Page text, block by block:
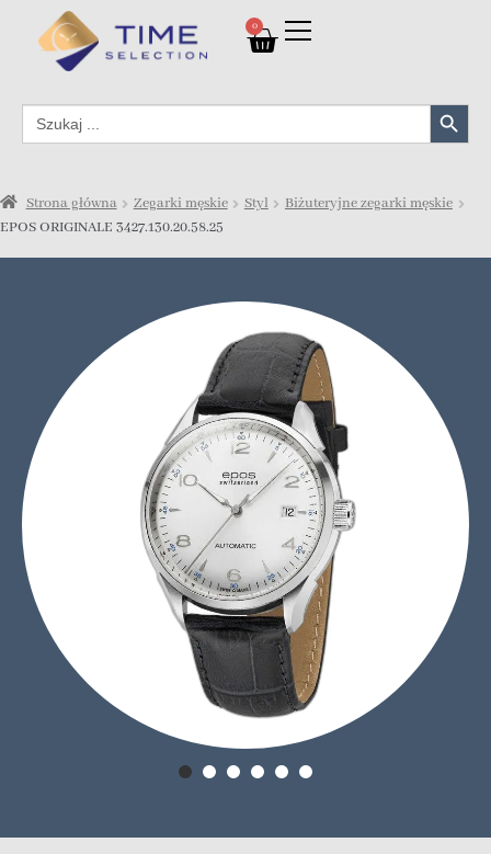
0
Search
for:
Search Button
Strona główna Zegarki męskie Styl
Biżuteryjne zegarki męskie
EPOS ORIGINALE 3427.130.20.58.25